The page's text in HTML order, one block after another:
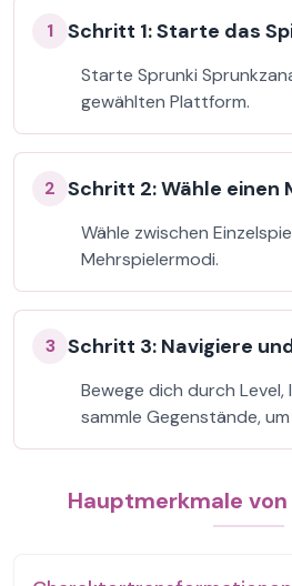
1 Schritt 1: Starte das
Starte Sprunki
gewählten Plattform.
2 Schritt 2: Wähle einen
Wähle zwischen
Mehrspielermodi.
3 Schritt 3: Navigiere
Bewege dich durch Level,
sammle Gegenstände,
Hauptmerkmale von